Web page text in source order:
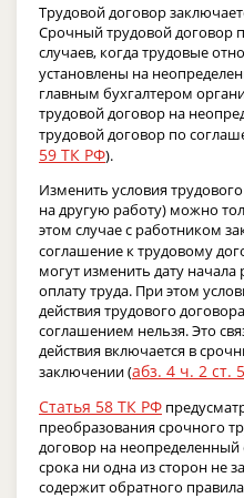
Трудовой договор
Срочный трудовой договор
случаев, когда трудовые
установлены на
главным бухгалтером
трудовой договор на
трудовой договор по
59 ТК РФ).
Изменить условия
на другую работу) можно
этом случае с работником
соглашение к трудовому
могут изменить дату
оплату труда. При этом
действия трудового
соглашением нельзя. Это
действия включается в
заключении (абз. 4 ч. 2 ст.
Статья 58 ТК РФ
преобразования срочного
договор на неопределенный
срока ни одна из сторон не
содержит обратного